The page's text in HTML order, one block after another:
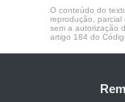
O conteúdo do
reprodução, parcial
sem a autorização
artigo 184 do